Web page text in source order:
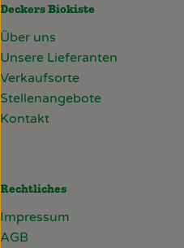
Deckers Biokiste
Über uns
Unsere Lieferanten
Verkaufsorte
Stellenangebote
Kontakt
Rechtliches
Impressum
AGB